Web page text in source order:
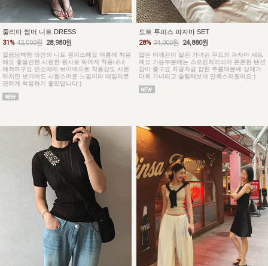
줄리아 썸머 니트 DRESS
31% 42,000원 28,980원
깔끔담백한 라인의 니트 원피스예요 여름에 착용
해도 좋을만한 시원한 원사로 짜여져 착용내내
쾌적하구요 민소매에 브이넥으로 착용감도 시원
하지만 보기에도 시원스러운 느낌이라 데일리로
편하게 착용하기 좋았답니다:)
도트 투피스 파자마 SET
28% 34,000원 24,880원
얇은 어깨끈이 달린 가녀린 무드의 파자마 세트
예요 가슴부분에는 스모킹처리되어 쫀쫀한 텐션
감이 좋구요 자글자글 잡힌 주름덕분에 상체가
더욱 가녀리고 슬림해보여 만족스러웠어요:)